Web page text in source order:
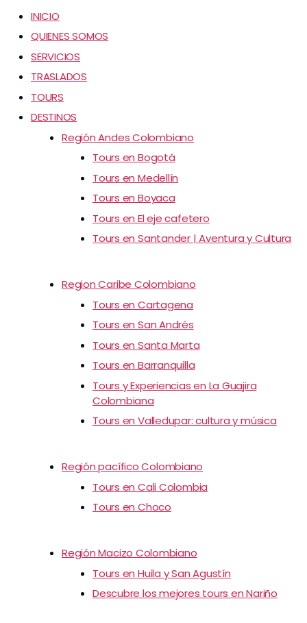
INICIO
QUIENES SOMOS
SERVICIOS
TRASLADOS
TOURS
DESTINOS
Región Andes Colombiano
Tours en Bogotá
Tours en Medellín
Tours en Boyaca
Tours en El eje cafetero
Tours en Santander | Aventura y Cultura
Region Caribe Colombiano
Tours en Cartagena
Tours en San Andrés
Tours en Santa Marta
Tours en Barranquilla
Tours y Experiencias en La Guajira
Colombiana
Tours en Valledupar: cultura y música
Región pacífico Colombiano
Tours en Cali Colombia
Tours en Choco
Región Macizo Colombiano
Tours en Huila y San Agustín
Descubre los mejores tours en Nariño